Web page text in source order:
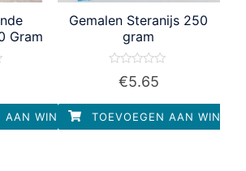
Gram
AAN WINKELWAGEN
Gemalen Steranijs 250
gram
Waardering
5
€5.65
TOEVOEGEN AAN